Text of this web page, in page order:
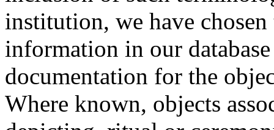
institution, we have
information in our
documentation for the
Where known, objects